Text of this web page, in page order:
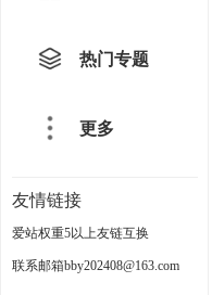
热门专题
更多
友情链接
爱站权重5以上友链互换
联系邮箱bby202408@163.com